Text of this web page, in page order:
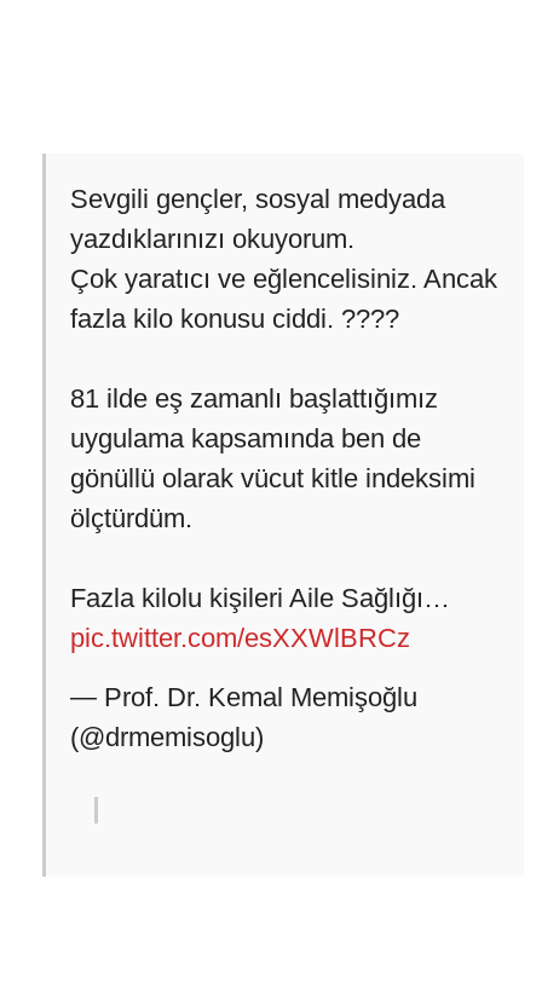
Sevgili gençler, sosyal medyada
yazdıklarınızı okuyorum.
Çok yaratıcı ve eğlencelisiniz. Ancak
fazla kilo konusu ciddi. ????
81 ilde eş zamanlı başlattığımız
uygulama kapsamında ben de
gönüllü olarak vücut kitle indeksimi
ölçtürdüm.
Fazla kilolu kişileri Aile Sağlığı…
pic.twitter.com/esXXWlBRCz
— Prof. Dr. Kemal Memişoğlu
(@drmemisoglu)